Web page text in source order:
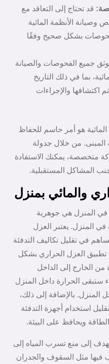
قد تحتاج إلى التعاقد مع
الأنظمة المائية
بشكل صحيح وفقًا
جميع الفحوصات والصيانة
بما في ذلك التاريخ
اكتشافها والإجراءات
هو أمر حاسم للحفاظ
من خلال جدولة
متخصصة، يمكنك الاستفادة
المشاكل المستقبلية.
والمائي بمنزل
في المنزل هي جوهرية
المنزل. يعتبر العزل
في تقليل تكاليف التدفئة
تطبيق العزل الحراري بشكل
من الخارج إلى الداخل
ستبقى الحرارة داخل المنزل
بالإضافة إلى ذلك،
استخدام أجهزة التدفئة
ويحافظ على البيئة.
يهدف إلى منع تسرب المياه إلى
فيها مثل السقوف والجدران